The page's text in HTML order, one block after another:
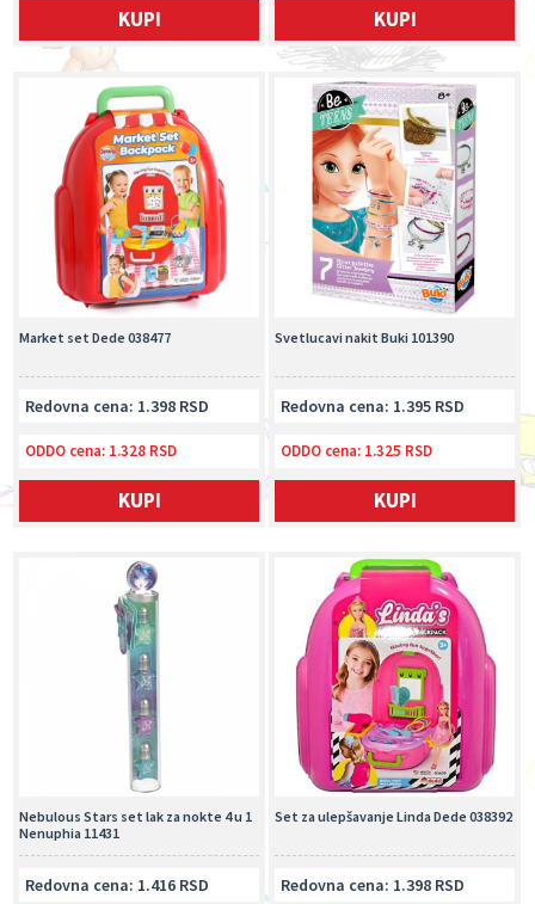
KUPI
KUPI
Svetlucavi nakit Buki 101390
Redovna cena: 1.395 RSD
ODDO cena: 1.325 RSD
KUPI
Market set Dede 038477
Redovna cena: 1.398 RSD
ODDO cena: 1.328 RSD
KUPI
Set za ulepšavanje Linda Dede 038392
Redovna cena: 1.398 RSD
Nebulous Stars set lak za nokte 4 u 1
Nenuphia 11431
Redovna cena: 1.416 RSD